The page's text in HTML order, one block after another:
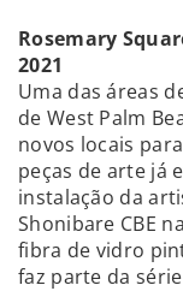
Rosemary
2021
Uma das áreas
de West Palm
novos locais
peças de arte já
instalação da
Shonibare CBE
fibra de vidro
faz parte da